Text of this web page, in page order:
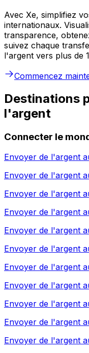
Avec Xe, simplifiez
internationaux.
transparence,
suivez chaque
l'argent vers plus de
Commencez
Destinations
l'argent
Connecter le
Envoyer de l'argent
Envoyer de l'argent
Envoyer de l'argent
Envoyer de l'argent
Envoyer de l'argent
Envoyer de l'argent
Envoyer de l'argent
Envoyer de l'argent
Envoyer de l'argent
Envoyer de l'argent
Envoyer de l'argent